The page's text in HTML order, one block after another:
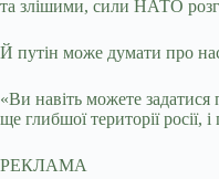
та злішими, сили НАТО
Й путін може думати про
«Ви навіть можете
ще глибшої території
РЕКЛАМА